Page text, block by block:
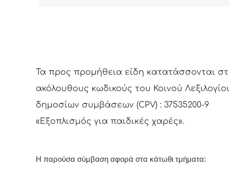
Τα προς προμήθεια είδη κατατάσσονται
ακόλουθους κωδικούς του Κοινού
δημοσίων συμβάσεων (CPV) : 37535200-9
«Εξοπλισμός για παιδικές χαρές».
Η παρούσα σύμβαση αφορά στα κάτωθι τμήματα: